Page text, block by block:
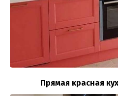
Прямая красная